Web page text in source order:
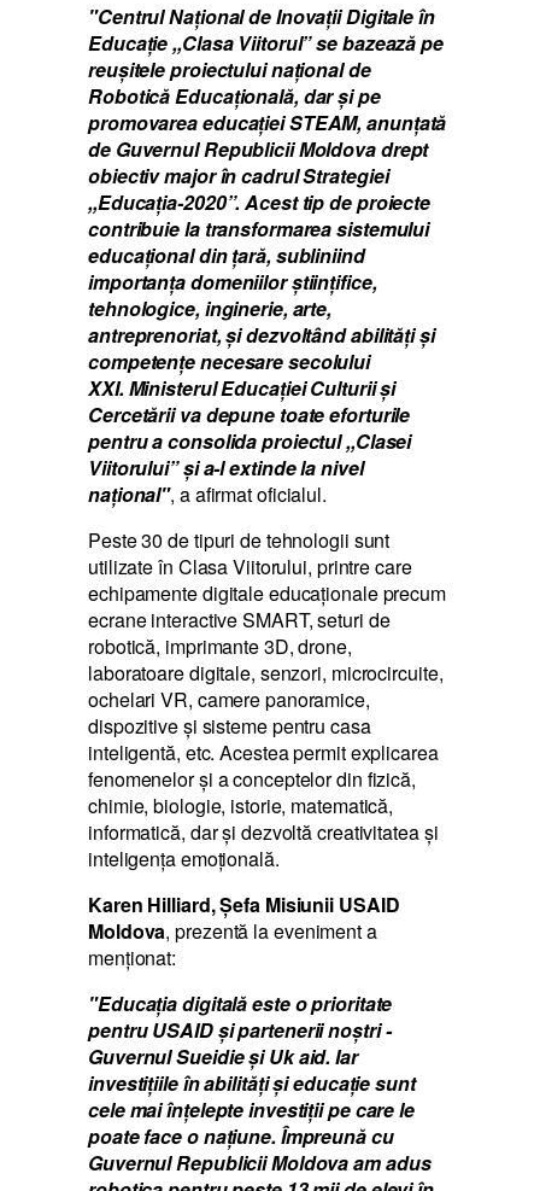
"Centrul Național de Inovații Digitale în
Educație ,,Clasa Viitorul” se bazează pe
reușitele proiectului național de
Robotică Educațională, dar și pe
promovarea educației STEAM, anunțată
de Guvernul Republicii Moldova drept
obiectiv major în cadrul Strategiei
,,Educația-2020”. Acest tip de proiecte
contribuie la transformarea sistemului
educațional din țară, subliniind
importanța domeniilor științifice,
tehnologice, inginerie, arte,
antreprenoriat, și dezvoltând abilități și
competențe necesare secolului
XXI. Ministerul Educației Culturii și
Cercetării va depune toate eforturile
pentru a consolida proiectul ,,Clasei
Viitorului” și a-l extinde la nivel
național", a afirmat oficialul.
Peste 30 de tipuri de tehnologii sunt
utilizate în Clasa Viitorului, printre care
echipamente digitale educaționale precum
ecrane interactive SMART, seturi de
robotică, imprimante 3D, drone,
laboratoare digitale, senzori, microcircuite,
ochelari VR, camere panoramice,
dispozitive și sisteme pentru casa
inteligentă, etc. Acestea permit explicarea
fenomenelor și a conceptelor din fizică,
chimie, biologie, istorie, matematică,
informatică, dar și dezvoltă creativitatea și
inteligența emoțională.
Karen Hilliard, Șefa Misiunii USAID
Moldova, prezentă la eveniment a
menționat:
"Educația digitală este o prioritate
pentru USAID și partenerii noștri -
Guvernul Sueidie și Uk aid. Iar
investițiile în abilități și educație sunt
cele mai înțelepte investiții pe care le
poate face o națiune. Împreună cu
Guvernul Republicii Moldova am adus